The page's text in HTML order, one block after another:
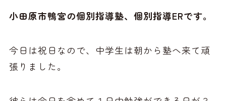
小田原市鴨宮の個別指導塾、個別指導ERです。
今日は祝日なので、中学生は朝から塾へ来て頑
張りました。